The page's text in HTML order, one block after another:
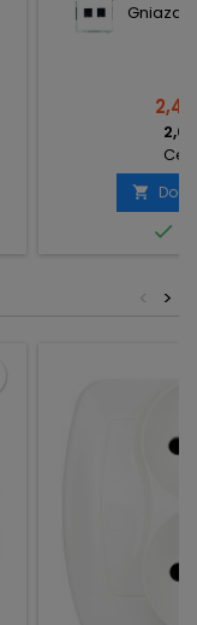
2,48


>
<